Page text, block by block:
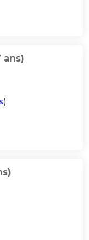
ans)
)